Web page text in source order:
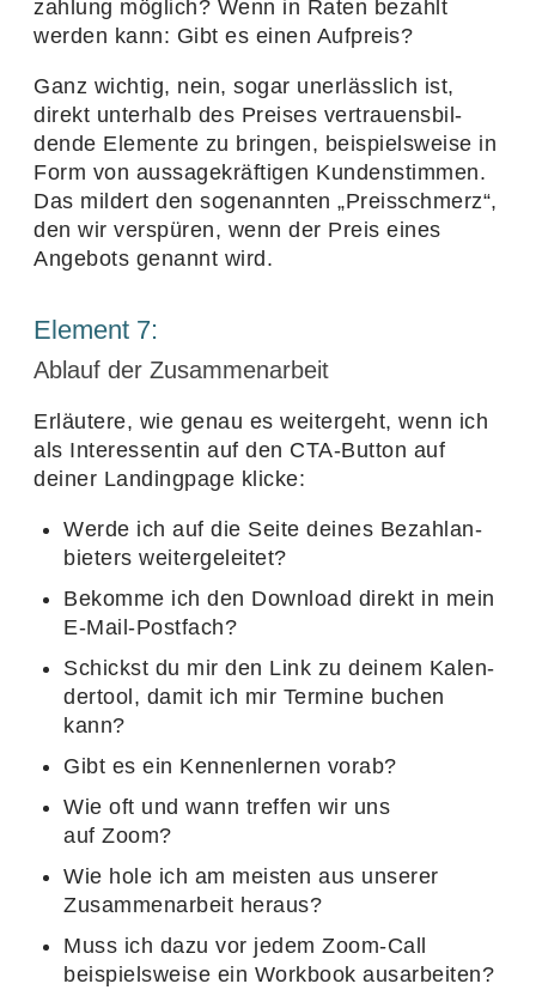
zah­lung möglich? Wenn in Raten bezahlt
werden kann: Gibt es einen Aufpreis?
Ganz wichtig, nein, sogar uner­läss­lich ist,
direkt unter­halb des Preises vertrau­ens­bil­
dende Elemente zu bringen, beispiels­weise in
Form von aussa­ge­kräf­tigen Kunden­stimmen.
Das mildert den soge­nannten „Preis­schmerz“,
den wir verspüren, wenn der Preis eines
Ange­bots genannt wird.
Element 7:
Ablauf der Zusammenarbeit
Erläu­tere, wie genau es weiter­geht, wenn ich
als Inter­es­sentin auf den CTA-Button auf
deiner Landing­page klicke:
Werde ich auf die Seite deines Bezahl­an­
bie­ters weitergeleitet?
Bekomme ich den Down­load direkt in mein
E‑Mail-Post­fach?
Schickst du mir den Link zu deinem Kalen­
der­tool, damit ich mir Termine buchen
kann?
Gibt es ein Kennen­lernen vorab?
Wie oft und wann treffen wir uns
auf Zoom?
Wie hole ich am meisten aus unserer
Zusam­men­ar­beit heraus?
Muss ich dazu vor jedem Zoom-Call
beispiels­weise ein Work­book ausarbeiten?